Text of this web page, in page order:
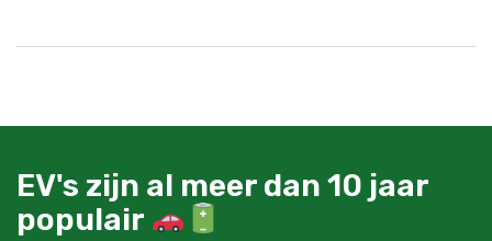
EV's zijn al meer dan 10 jaar
populair